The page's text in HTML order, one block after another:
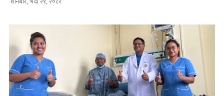
शनिबार, भदौ २१, २०८२